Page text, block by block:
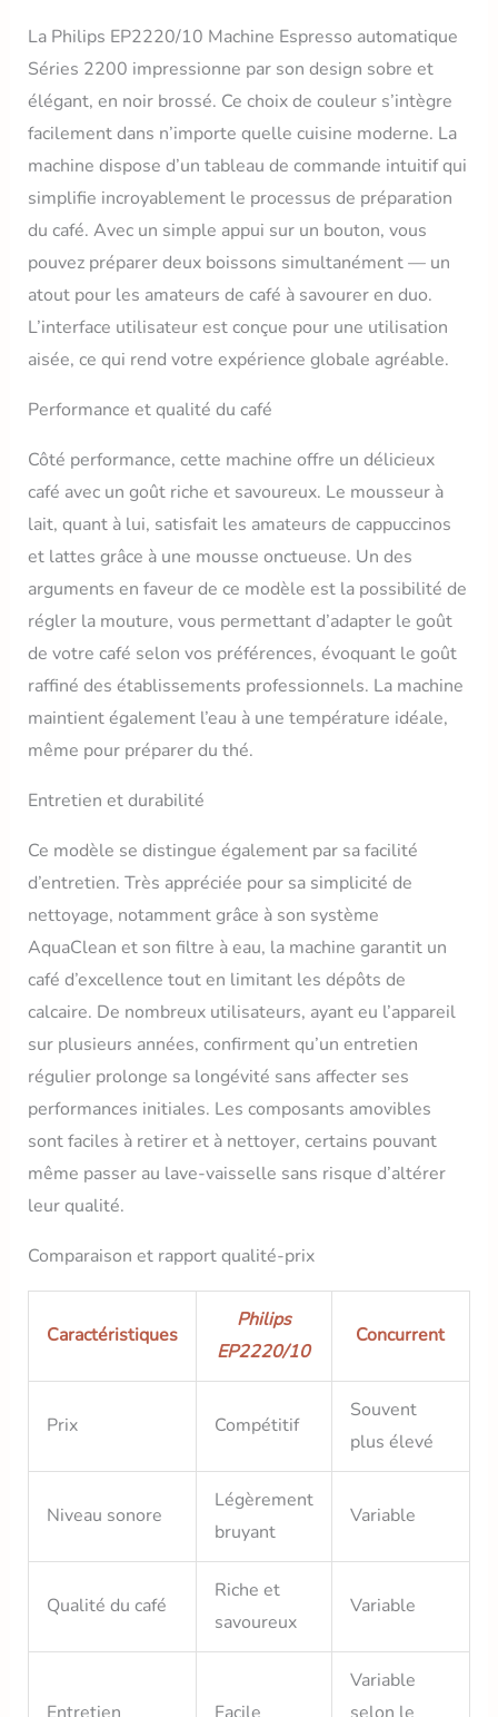
l'intensité, de la quantité
température. produit 1:
Technologie Aroma Seal:
préserve l'arômes des
grains de café produit 2:
Préparez jusqu'à 5000
tasses avant de détartrer
produit 2: Elimine
naturellement le calcaire
grâce à la technologie
d'échange ionique produit
s'obstrue pas grâce au
filtre microporeux produit
façon optimale par un
La Philips EP2220/10 Machine Espresso automatique
Séries 2200 impressionne par son design sobre et
élégant, en noir brossé. Ce choix de couleur s’intègre
facilement dans n’importe quelle cuisine moderne. La
machine dispose d’un tableau de commande intuitif qui
simplifie incroyablement le processus de préparation
du café. Avec un simple appui sur un bouton, vous
pouvez préparer deux boissons simultanément — un
atout pour les amateurs de café à savourer en duo.
L’interface utilisateur est conçue pour une utilisation
aisée, ce qui rend votre expérience globale agréable.
Performance et qualité du café
Côté performance, cette machine offre un délicieux
café avec un goût riche et savoureux. Le mousseur à
lait, quant à lui, satisfait les amateurs de cappuccinos
et lattes grâce à une mousse onctueuse. Un des
arguments en faveur de ce modèle est la possibilité de
régler la mouture, vous permettant d’adapter le goût
de votre café selon vos préférences, évoquant le goût
raffiné des établissements professionnels. La machine
maintient également l’eau à une température idéale,
même pour préparer du thé.
Entretien et durabilité
Ce modèle se distingue également par sa facilité
d’entretien. Très appréciée pour sa simplicité de
nettoyage, notamment grâce à son système
AquaClean et son filtre à eau, la machine garantit un
café d’excellence tout en limitant les dépôts de
calcaire. De nombreux utilisateurs, ayant eu l’appareil
sur plusieurs années, confirment qu’un entretien
régulier prolonge sa longévité sans affecter ses
performances initiales. Les composants amovibles
sont faciles à retirer et à nettoyer, certains pouvant
même passer au lave-vaisselle sans risque d’altérer
leur qualité.
Comparaison et rapport qualité-prix
Caractéristiques
Philips
EP2220/10
Concurrent
Prix Compétitif
Souvent
plus élevé
Niveau sonore
Légèrement
bruyant
Variable
Qualité du café
Riche et
savoureux
Variable
Variable